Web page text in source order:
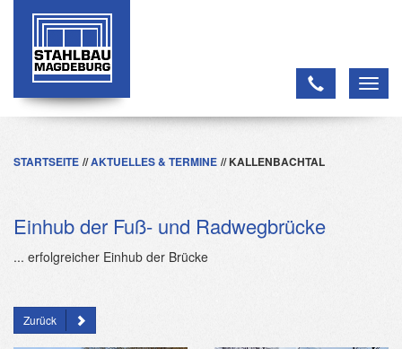
STARTSEITE AKTUELLES & TERMINE KALLENBACHTAL
Einhub der Fuß- und Radwegbrücke
... erfolgreicher Einhub der Brücke
Zurück